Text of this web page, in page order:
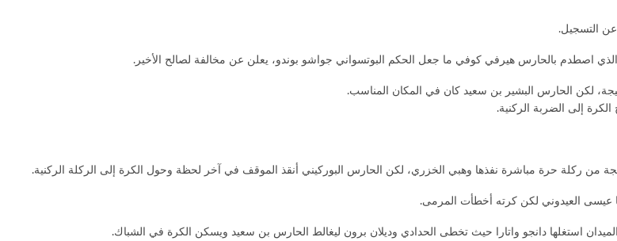
التسجيل.
بالحارس هيرفي كوفي ما جعل الحكم البوتسواني جواشو بوندو، يعلن عن مخالفة لصالح الأخير.
استغلها دانجو واتارا حيث تخطى الحدادي وديلان برون ليغالط الحارس بن سعيد ويسكن الكرة في الشباك.